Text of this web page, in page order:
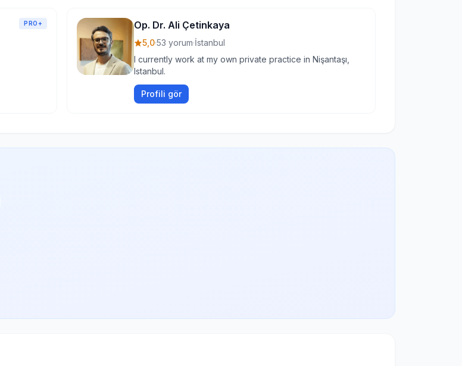
PRO+ Op. Dr. Ali Çetinkaya
5,0·53 yorum·İstanbul
I currently work at my own private practice in Nişantaşı,
Istanbul.
Profili gör